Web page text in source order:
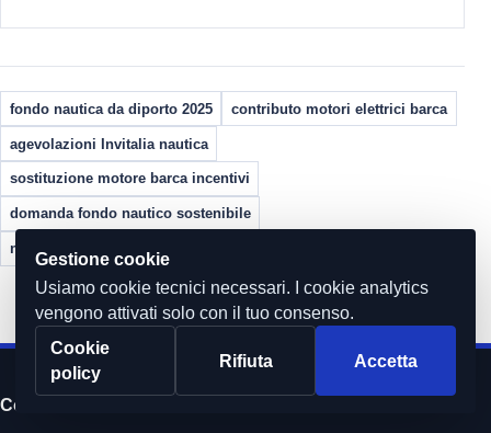
fondo nautica da diporto 2025 contributo motori elettrici barca
agevolazioni Invitalia nautica
sostituzione motore barca incentivi
domanda fondo nautico sostenibile
nautica elettrica agevolazioni
Commercialista.it S.r.l. a socio unico
Gestione cookie
Usiamo cookie tecnici necessari. I cookie analytics
vengono attivati solo con il tuo consenso.
Cookie
policy
Rifiuta Accetta